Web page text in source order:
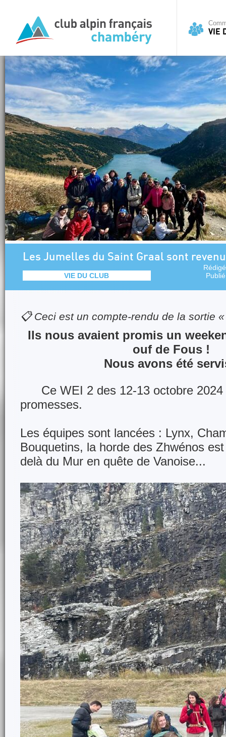
VIE
Les Jumelles du Saint Graal sont
VIE DU CLUB
📋 Ceci est un compte-rendu de la sortie
Ils nous avaient promis un
ouf de Fous !
Nous avons été
Ce WEI 2 des 12-13 octobre 2024
promesses.
Les équipes sont lancées : Lynx,
Bouquetins, la horde des Zhwénos
delà du Mur en quête de Vanoise...